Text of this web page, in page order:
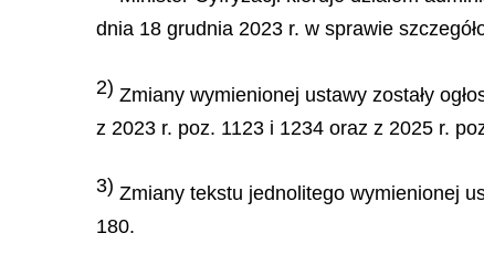
dnia 18 grudnia 2023 r. w sprawie
2) Zmiany wymienionej ustawy zostały
z 2023 r. poz. 1123 i 1234 oraz z 2025 r.
3) Zmiany tekstu jednolitego wymienionej
180.